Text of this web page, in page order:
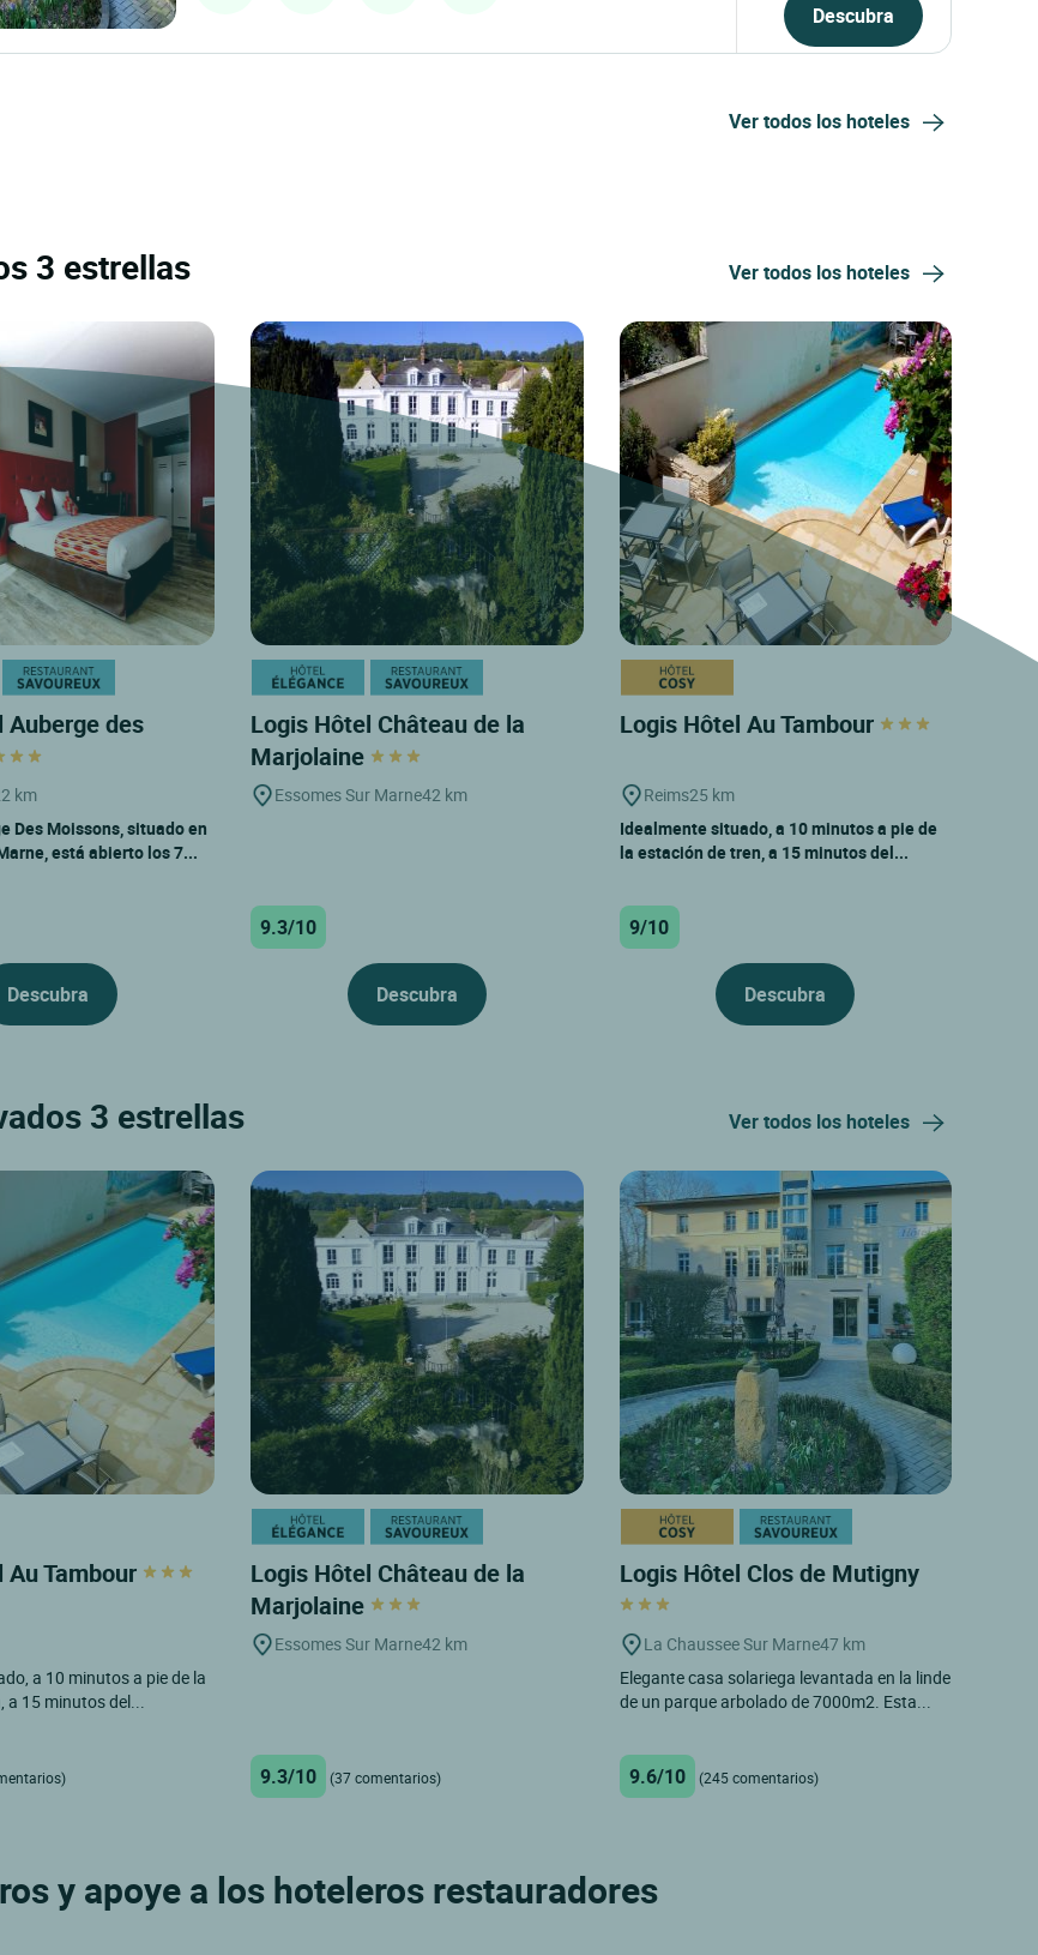
Descubra
Ver todos los hoteles
3 estrellas Ver todos los hoteles
Auberge des
km
Des Moissons, situado en
está abierto los 7...
Descubra
Logis Hôtel Château de la
Marjolaine
Essomes Sur Marne42 km
9.3/10
Descubra
Logis Hôtel Au Tambour
Reims25 km
Idealmente situado, a 10 minutos a pie de
la estación de tren, a 15 minutos del...
9/10
Descubra
3 estrellas Ver todos los hoteles
Tambour
a 10 minutos a pie de la
a 15 minutos del...
Logis Hôtel Château de la
Marjolaine
Essomes Sur Marne42 km
9.3/10 (37 comentarios)
Logis Hôtel Clos de Mutigny
La Chaussee Sur Marne47 km
Elegante casa solariega levantada en la linde
de un parque arbolado de 7000m2. Esta...
9.6/10 (245 comentarios)
y apoye a los hoteleros restauradores